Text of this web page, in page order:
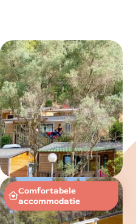
Comfortabele
accommodatie